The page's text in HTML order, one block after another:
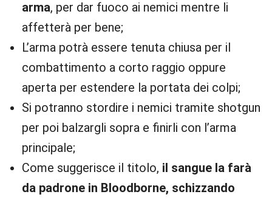
arma, per dar fuoco ai nemici mentre li
affetterà per bene;
L’arma potrà essere tenuta chiusa per il
combattimento a corto raggio oppure
aperta per estendere la portata dei colpi;
Si potranno stordire i nemici tramite shotgun
per poi balzargli sopra e finirli con l’arma
principale;
Come suggerisce il titolo, il sangue la farà
da padrone in Bloodborne, schizzando